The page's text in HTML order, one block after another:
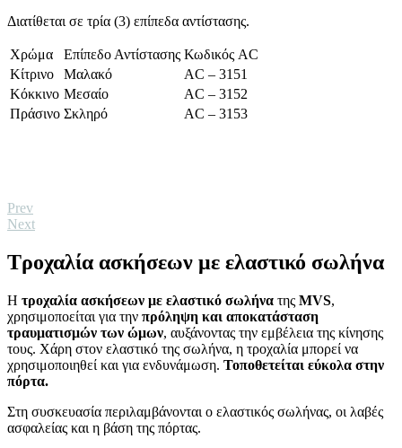
Διατίθεται σε τρία (3) επίπεδα αντίστασης.
Χρώμα Επίπεδο Αντίστασης Κωδικός AC
Κίτρινο
Μαλακό
AC – 3151
Κόκκινο Μεσαίο
AC – 3152
Πράσινο Σκληρό AC – 3153
Prev
Next
Tροχαλία ασκήσεων με ελαστικό σωλήνα
Η τροχαλία ασκήσεων με ελαστικό σωλήνα της MVS,
χρησιμοποείται για την πρόληψη και αποκατάσταση
τραυματισμών των ώμων, αυξάνοντας την εμβέλεια της κίνησης
τους. Χάρη στον ελαστικό της σωλήνα, η τροχαλία μπορεί να
χρησιμοποιηθεί και για ενδυνάμωση. Τοποθετείται εύκολα στην
πόρτα.
Στη συσκευασία περιλαμβάνονται ο ελαστικός σωλήνας, οι λαβές
ασφαλείας και η βάση της πόρτας.